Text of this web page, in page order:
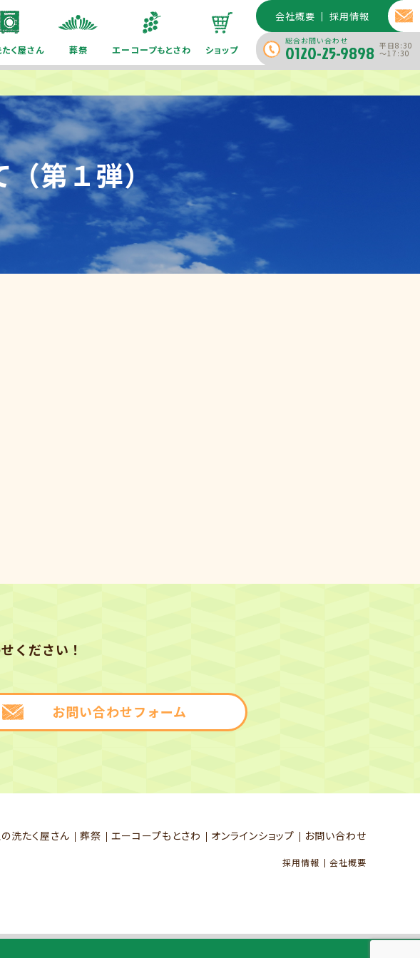
く屋さん 葬祭 エーコープもとさわ ショップ
会社概要 採用情報
総合お問い合わせ
0120-25-9898 平日8:30
～17:30
（第１弾）
ください！
お問い合わせフォーム
洗たく屋さん 葬祭 エーコープもとさわ オンラインショップ お問い合わせ
採用情報 会社概要